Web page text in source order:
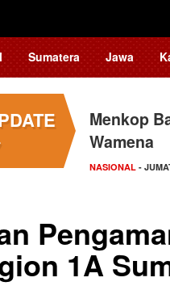
Sumatera Jawa
Menkop
Wamena
NASIONAL -
1A